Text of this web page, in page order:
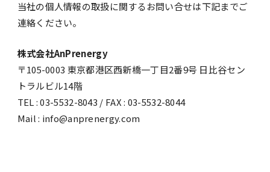
当社の個人情報の取扱に関するお問い合せは下記までご
連絡ください。
株式会社AnPrenergy
〒105-0003 東京都港区西新橋一丁目2番9号 日比谷セン
トラルビル14階
TEL : 03-5532-8043 / FAX : 03-5532-8044
Mail : info@anprenergy.com